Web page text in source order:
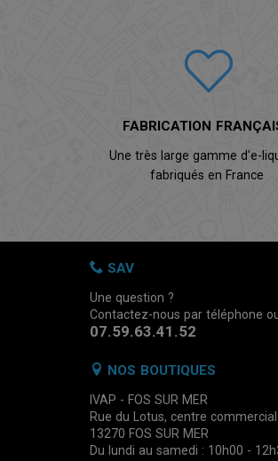
FABRICATION
Une très large gamme d'e-
fabriqués en France
SAV
Une question ?
Contactez-nous par téléphone
07.59.63.41.52
NOS BOUTIQUES
IVAP - FOS SUR MER
Rue du Lotus, centre
13270 FOS SUR MER
Du lundi au samedi : 10h00 -